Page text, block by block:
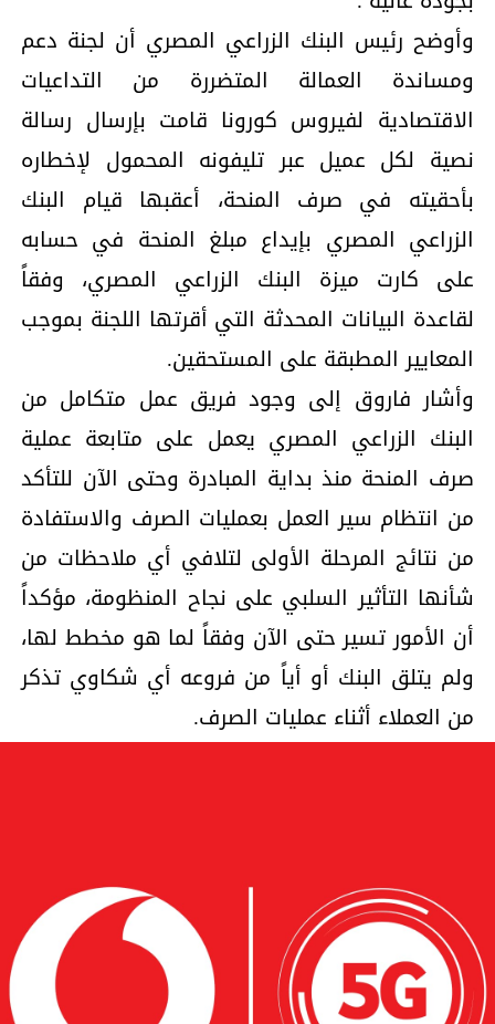
وأوضح رئيس البنك الزراعي المصري أن لجنة دعم
ومساندة العمالة المتضررة من التداعيات
الاقتصادية لفيروس كورونا قامت بإرسال رسالة
نصية لكل عميل عبر تليفونه المحمول لإخطاره
بأحقيته في صرف المنحة، أعقبها قيام البنك
الزراعي المصري بإيداع مبلغ المنحة في حسابه
على كارت ميزة البنك الزراعي المصري، وفقاً
لقاعدة البيانات المحدثة التي أقرتها اللجنة بموجب
المعايير المطبقة على المستحقين.
وأشار فاروق إلى وجود فريق عمل متكامل من
البنك الزراعي المصري يعمل على متابعة عملية
صرف المنحة منذ بداية المبادرة وحتى الآن للتأكد
من انتظام سير العمل بعمليات الصرف والاستفادة
من نتائج المرحلة الأولى لتلافي أي ملاحظات من
شأنها التأثير السلبي على نجاح المنظومة، مؤكداً
أن الأمور تسير حتى الآن وفقاً لما هو مخطط لها،
ولم يتلق البنك أو أياً من فروعه أي شكاوي تذكر
من العملاء أثناء عمليات الصرف.